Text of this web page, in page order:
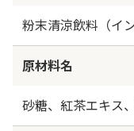
粉末清涼飲料（イ
原材料名
砂糖、紅茶エキス